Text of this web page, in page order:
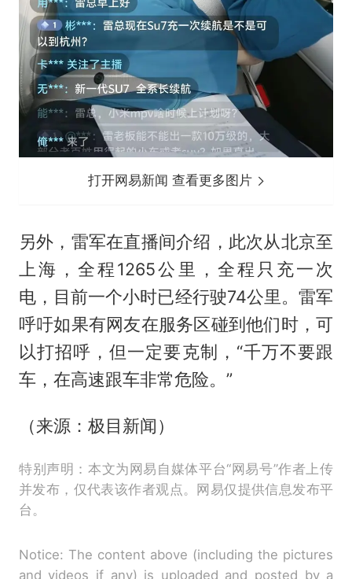
打开网易新闻 查看更多图片
另外，雷军在直播间介绍，此次从北京至
上海，全程1265公里，全程只充一次
电，目前一个小时已经行驶74公里。雷军
呼吁如果有网友在服务区碰到他们时，可
以打招呼，但一定要克制，“千万不要跟
车，在高速跟车非常危险。”
（来源：极目新闻）
特别声明：本文为网易自媒体平台“网易号”作者上传
并发布，仅代表该作者观点。网易仅提供信息发布平
台。
Notice: The content above (including the pictures
and videos if any) is uploaded and posted by a